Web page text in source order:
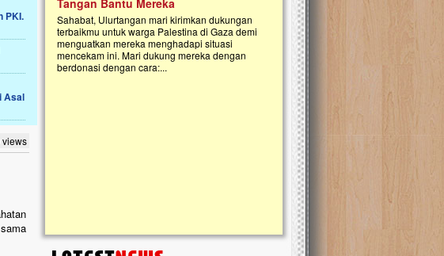
PKI.
Asal
views
demi
Rumah Qur'an & TK Islam Terpadu An
Najjah di Jonggol
Saat ini, Ulurtangan bersama Yayasan An
Najjahtul Islam Jonggol sedang merintis
pembangunan Rumah Qur’an dan Taman Kanak-
Safari Wakaf Qur'an dan Tebar
Sembako ke Pelosok Negeri
Mari bergabung dalam memperkuat
kebaikan di pelosok negeri dengan
Qur'an. Jangan ragu untuk menjadi
kebaikan ini. Abadikan harta dengan
Qur'an dan saksikan...